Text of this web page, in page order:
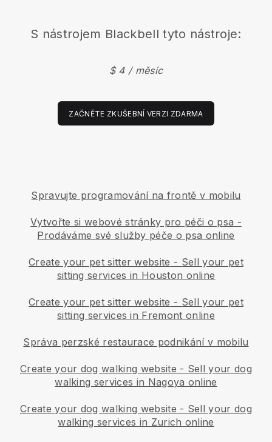
S nástrojem Blackbell tyto nástroje:
$ 4 / měsíc
ZAČNĚTE ZKUŠEBNÍ VERZI ZDARMA
Spravujte programování na frontě v mobilu
Vytvořte si webové stránky pro péči o psa -
Prodáváme své služby péče o psa online
Create your pet sitter website - Sell your pet
sitting services in Houston online
Create your pet sitter website - Sell your pet
sitting services in Fremont online
Správa perzské restaurace podnikání v mobilu
Create your dog walking website - Sell your dog
walking services in Nagoya online
Create your dog walking website - Sell your dog
walking services in Zurich online